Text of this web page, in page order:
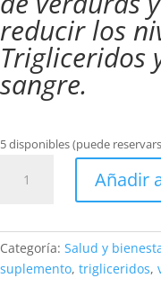
reducir los
Trigliceridos
sangre.
5 disponibles (puede
Suplemento
Añadir
Categoría: Salud y
suplemento, trigliceridos,